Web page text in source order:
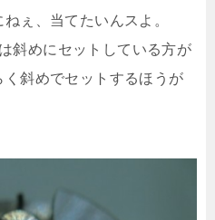
ぇ、当てたいんスよ。
斜めにセットしている方が
斜めでセットするほうが